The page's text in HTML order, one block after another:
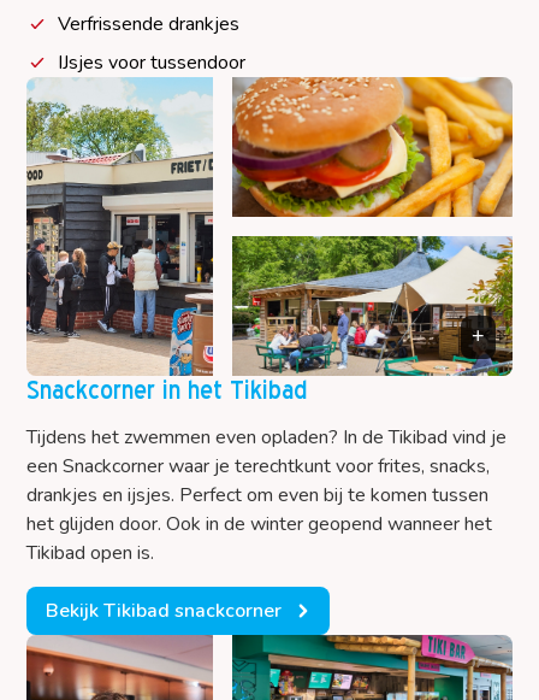
Verfrissende drankjes
IJsjes voor tussendoor
Snackcorner in het Tikibad
Tijdens het zwemmen even opladen? In de Tikibad vind je
een Snackcorner waar je terechtkunt voor frites, snacks,
drankjes en ijsjes. Perfect om even bij te komen tussen
het glijden door. Ook in de winter geopend wanneer het
Tikibad open is.
Bekijk Tikibad snackcorner